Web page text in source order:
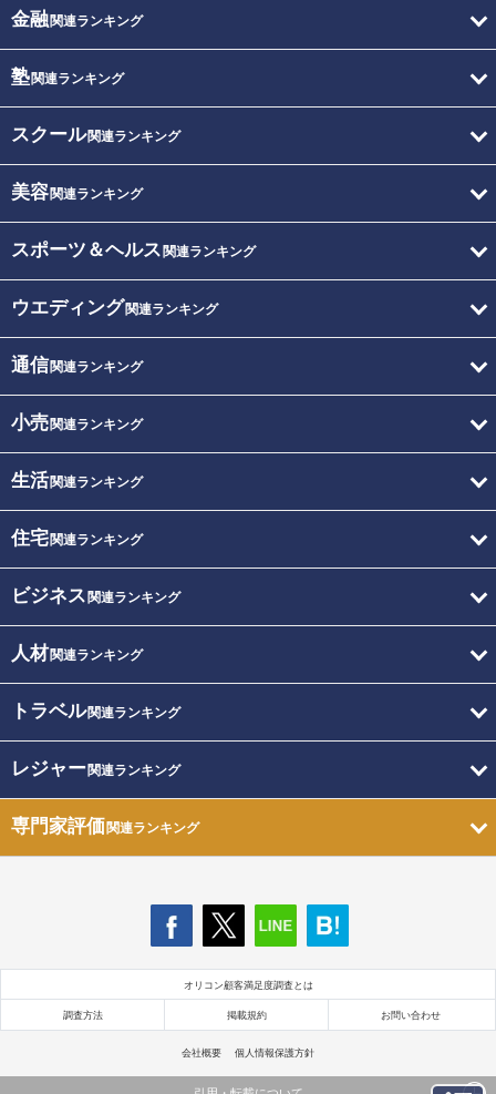
金融関連ランキング
塾関連ランキング
スクール関連ランキング
美容関連ランキング
スポーツ＆ヘルス 関連ランキング
ウエディング関連ランキング
通信関連ランキング
小売関連ランキング
生活関連ランキング
住宅関連ランキング
ビジネス 関連ランキング
人材関連ランキング
トラベル関連ランキング
レジャー関連ランキング
専門家評価関連ランキング
オリコン顧客満足度調査とは
調査方法 掲載規約 お問い合わせ
会社概要 個人情報保護方針